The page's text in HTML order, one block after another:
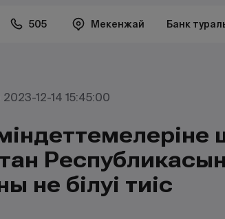
505 Мекенжай Банк
12-14 15:45:00
не білуі тиіс